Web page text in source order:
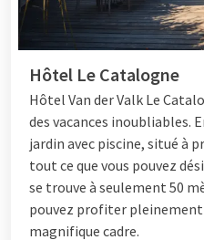
Hôtel Le Catalogne
Hôtel Van der Valk Le
des vacances inoubliables.
jardin avec piscine, situé à
tout ce que vous pouvez
se trouve à seulement 50
pouvez profiter pleinement
magnifique cadre.